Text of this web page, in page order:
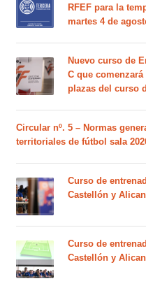
RFEF para la
martes 4 de
Nuevo curso de
C que
plazas del curso
Circular nº. 5 – Normas
territoriales de fútbol sala
Curso de
Castellón y
Curso de
Castellón y